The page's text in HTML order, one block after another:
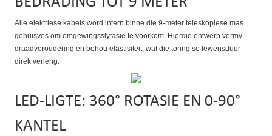
Alle elektriese kabels word intern binne die 9-meter teleskopiese mas
gehuisves om omgewingsslytasie te voorkom. Hierdie ontwerp vermy
draadveroudering en behou elastisiteit, wat die toring se lewensduur
direk verleng.
LED-LIGTE: 360° ROTASIE EN 0-90°
KANTEL